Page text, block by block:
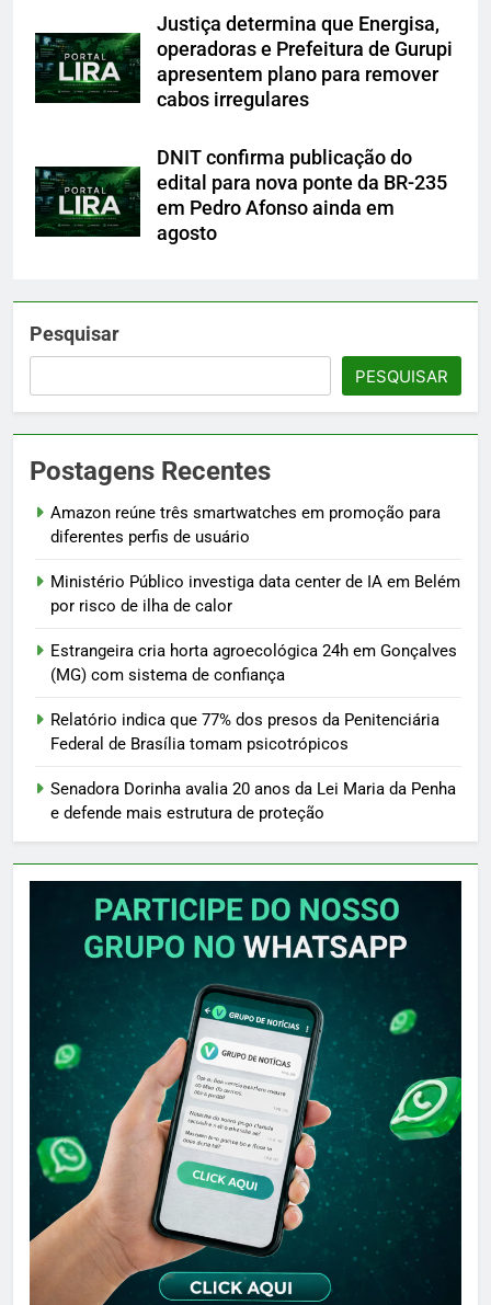
Justiça determina que Energisa,
operadoras e Prefeitura de Gurupi
apresentem plano para remover
cabos irregulares
DNIT confirma publicação do
edital para nova ponte da BR-235
em Pedro Afonso ainda em
agosto
Pesquisar
PESQUISAR
Postagens Recentes
Amazon reúne três smartwatches em promoção para
diferentes perfis de usuário
Ministério Público investiga data center de IA em Belém
por risco de ilha de calor
Estrangeira cria horta agroecológica 24h em Gonçalves
(MG) com sistema de confiança
Relatório indica que 77% dos presos da Penitenciária
Federal de Brasília tomam psicotrópicos
Senadora Dorinha avalia 20 anos da Lei Maria da Penha
e defende mais estrutura de proteção